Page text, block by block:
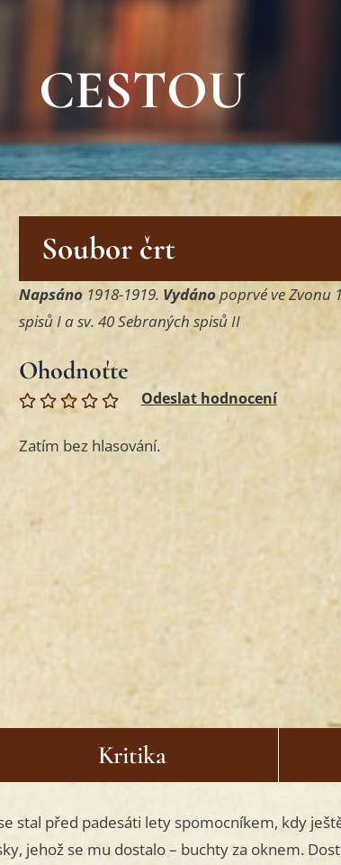
CESTOU
Soubor črt
Napsáno1918-1919. Vydánopoprvé ve Zvonu
spisů I a sv. 40 Sebraných spisů II
Ohodnoťte
Zatím bez hlasování.
Kritika
stal před padesáti lety spomocníkem, kdy
jehož se mu dostalo – buchty za oknem.